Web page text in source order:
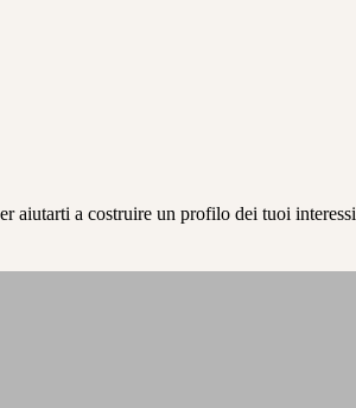
a costruire un profilo dei tuoi